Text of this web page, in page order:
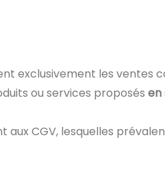
exclusivement les ventes
ou services proposés en
aux CGV, lesquelles